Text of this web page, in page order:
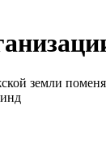
земли